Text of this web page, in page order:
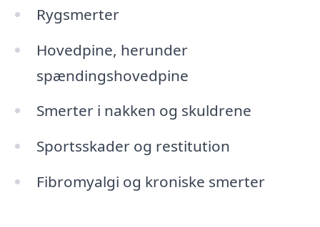
Rygsmerter
Hovedpine, herunder
spændingshovedpine
Smerter i nakken og skuldrene
Sportsskader og restitution
Fibromyalgi og kroniske smerter